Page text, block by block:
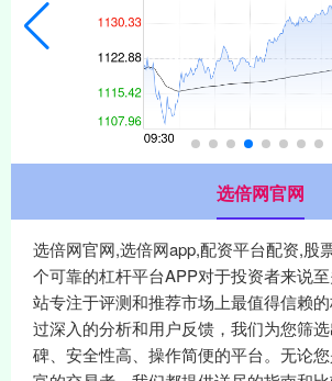
选倍网官网
选倍网官网,选倍网app,配资平台配资,股
个可靠的杠杆平台APP对于投资者来说
站专注于评测和推荐市场上最值得信赖
过深入的分析和用户反馈，我们为您筛
碑、安全性高、操作简便的平台。无论